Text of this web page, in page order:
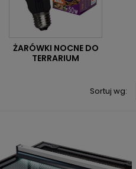
ŻARÓWKI NOCNE DO
TERRARIUM
Sortuj wg: